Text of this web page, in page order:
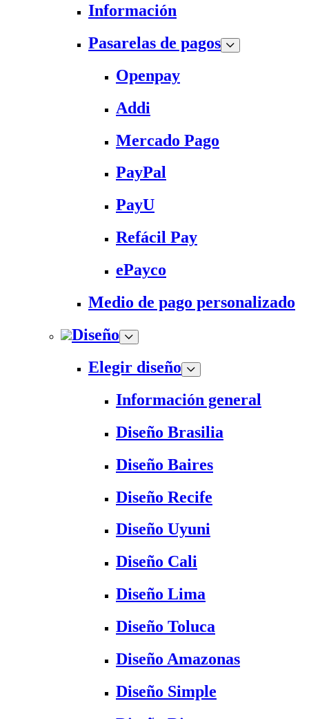
Información
Pasarelas de pagos
Openpay
Addi
Mercado Pago
PayPal
PayU
Refácil Pay
ePayco
Medio de pago personalizado
Diseño
Elegir diseño
Información general
Diseño Brasilia
Diseño Baires
Diseño Recife
Diseño Uyuni
Diseño Cali
Diseño Lima
Diseño Toluca
Diseño Amazonas
Diseño Simple